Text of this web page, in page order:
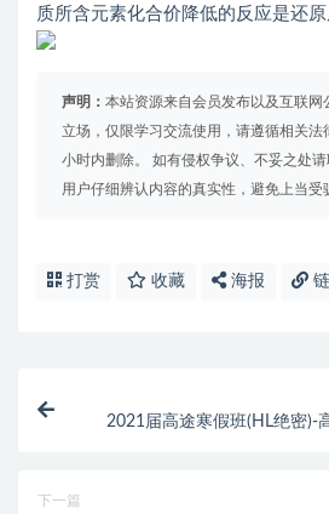
质所含元素化合价降低的反应是还原
声明： 本站资源来自会员发布以及互联网
立场，仅限学习交流使用，请遵循相关法
小时内删除。 如有侵权争议、不妥之处
用户仔细辨认内容的真实性，避免上当受
打赏 收藏 海报
2021届高途寒假班(HL绝密)-
下一篇